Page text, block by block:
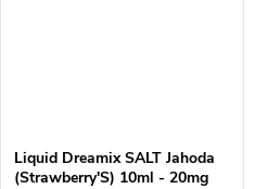
Liquid Dreamix SALT Jahoda
(Strawberry'S) 10ml - 20mg